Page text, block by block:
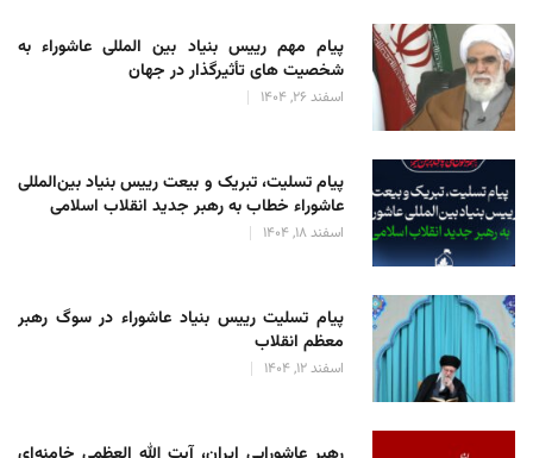
پیام مهم رییس بنیاد بین المللی عاشوراء به
شخصیت های تأثیرگذار در جهان
اسفند 26, 1404
پیام تسلیت، تبریک و بیعت رییس بنیاد بین‌المللی
عاشوراء خطاب به رهبر جدید انقلاب اسلامی
اسفند 18, 1404
پیام تسلیت رییس بنیاد عاشوراء در سوگ رهبر
معظم انقلاب
اسفند 12, 1404